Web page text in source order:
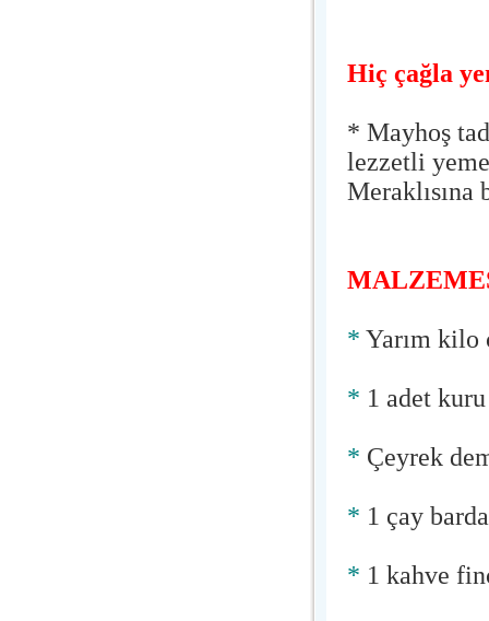
Hiç çağla
* Mayhoş
lezzetli
* Yarım kilo
* 1 adet
* Çeyrek
* 1 çay
* 1 kahve